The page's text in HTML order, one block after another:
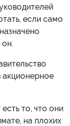
если само
он.
акционерное
то, что они
на плохих